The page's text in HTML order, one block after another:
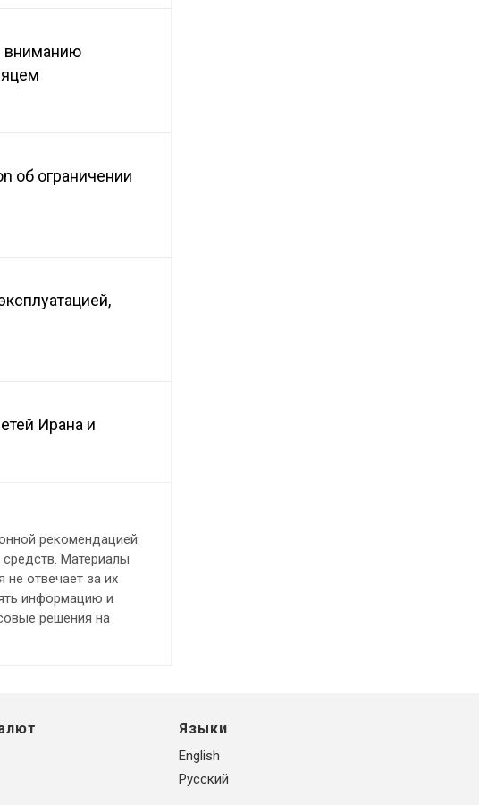
вниманию
об ограничении
Ирана и
рекомендацией.
Материалы
не отвечает за их
информацию и
решения на
Языки
English
Русский